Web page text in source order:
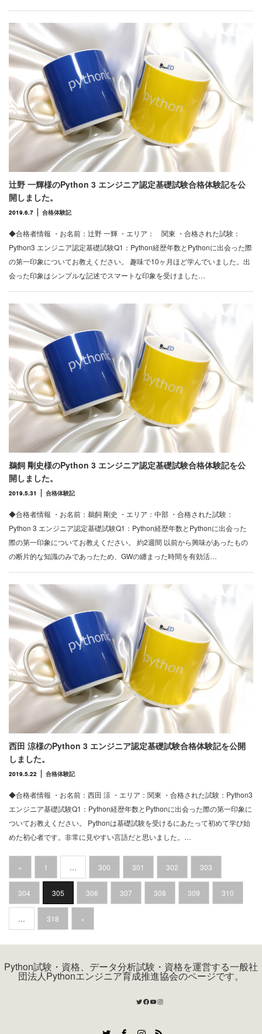
辻野 一輝様のPython 3 エンジニア認定基礎試験合格体験記を公
開しました。
2019.6.7 合格体験記
◆合格者情報 ・お名前：辻野 一輝 ・エリア： 関東 ・合格された試験：
Python3 エンジニア認定基礎試験Q1：Python経歴年数とPythonに出会った際
の第一印象についてお教えください。 趣味で10ヶ月ほど学んでいました。出
会った印象はシンプルな記述でスマートな印象を受けました…
鵜飼 剛史様のPython 3 エンジニア認定基礎試験合格体験記を公
開しました。
2019.5.31 合格体験記
◆合格者情報 ・お名前：鵜飼 剛史 ・エリア：中部 ・合格された試験：
Python 3 エンジニア認定基礎試験Q1：Python経歴年数とPythonに出会った
際の第一印象についてお教えください。 約2週間 以前から興味があったもの
の断片的な知識のみであったため、GWの纏まった時間を有効活…
西田 涼様のPython 3 エンジニア認定基礎試験合格体験記を公開
しました。
2019.5.22 合格体験記
◆合格者情報 ・お名前：西田 涼 ・エリア：関東 ・合格された試験：Python3
エンジニア基礎試験Q1：Python経歴年数とPythonに出会った際の第一印象に
ついてお教えください。 Pythonは基礎試験を受けるにあたって初めて学び始
めた初心者です。非常に見やすい言語だと思いました。…
« 1 … 300 301 302 303
304 305 306 307 308 309 310
… 318 »
Python試験・資格、データ分析試験・資格を運営する一般社
団法人Pythonエンジニア育成推進協会のページです。
Twitter
Facebook
YouTube
Instagram
RSS